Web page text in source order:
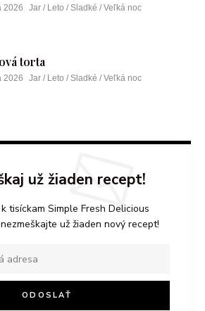
2026 Jar / Leto / Sladké / Veľká noc
torta
2026 Jar / Leto / Sladké / Veľká noc
už žiaden recept!
tisíckam Simple Fresh Delicious
už žiaden nový recept!